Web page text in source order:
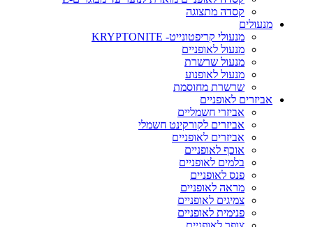
קסדה מתצוגה
מנעולים
מנעולי קריפטונייט- KRYPTONITE
מנעול לאופניים
מנעול שרשרת
מנעול לאופנוע
שרשרת מחוסמת
אביזרים לאופניים
אביזרי חשמליים
אביזרים לקורקינט חשמלי
אביזרים לאופניים
אוכף לאופניים
בלמים לאופניים
פנס לאופניים
מראה לאופניים
צמיגים לאופניים
פנימית לאופניים